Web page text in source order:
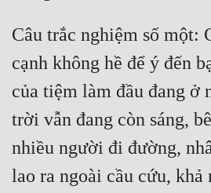
Câu trắc nghiệm số một:
cạnh không hề để ý đến
của tiệm làm đầu đang ở
trời vẫn đang còn sáng,
nhiều người đi đường,
lao ra ngoài cầu cứu, khả